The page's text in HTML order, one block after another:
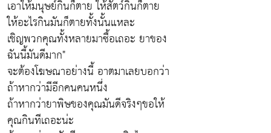
เอาให้มนุษย์กินก็ตาย ให้สัตว์กินก็ตาย
ให้อะไรกินมันก็ตายทั้งนั้นแหละ
เชิญพวกคุณทั้งหลายมาซื้อเถอะ ยาของ
ฉันนี้มันดีมาก"
จะต้องโฆษณาอย่างนี้ อาตมาเลยบอกว่า
ถ้าหากว่ามีอีกคนคนหนึ่ง
ถ้าหากว่ายาพิษของคุณมันดีจริงๆขอให้
คุณกินทีเถอะน่ะ